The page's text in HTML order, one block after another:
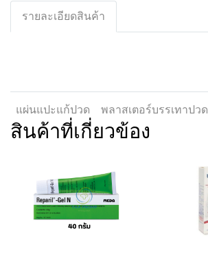
รายละเอียดสินค้า
แผ่นแปะแก้ปวด พลาสเตอร์บรรเทาปวด
สินค้าที่เกี่ยวข้อง